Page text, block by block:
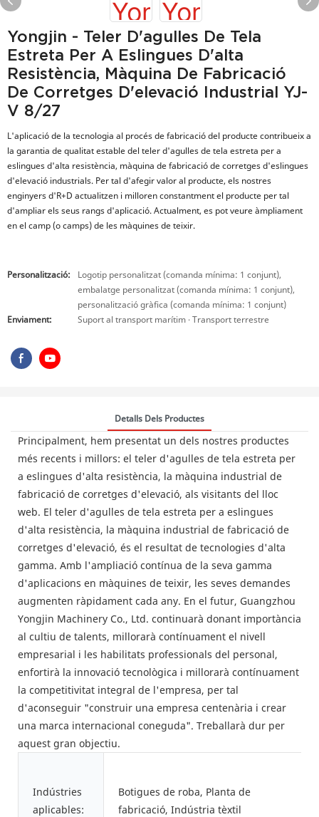
Yongjin - Teler D'agulles De Tela
Estreta Per A Eslingues D'alta
Resistència, Màquina De Fabricació
De Corretges D'elevació Industrial YJ-
V 8/27
L'aplicació de la tecnologia al procés de fabricació del producte contribueix a
la garantia de qualitat estable del teler d'agulles de tela estreta per a
eslingues d'alta resistència, màquina de fabricació de corretges d'eslingues
d'elevació industrials. Per tal d'afegir valor al producte, els nostres
enginyers d'R+D actualitzen i milloren constantment el producte per tal
d'ampliar els seus rangs d'aplicació. Actualment, es pot veure àmpliament
en el camp (o camps) de les màquines de teixir.
Personalització:
Logotip personalitzat (comanda mínima: 1 conjunt),
embalatge personalitzat (comanda mínima: 1 conjunt),
personalització gràfica (comanda mínima: 1 conjunt)
Enviament:
Suport al transport marítim · Transport terrestre
Detalls Dels Productes
Principalment, hem presentat un dels nostres productes
més recents i millors: el teler d'agulles de tela estreta per
a eslingues d'alta resistència, la màquina industrial de
fabricació de corretges d'elevació, als visitants del lloc
web. El teler d'agulles de tela estreta per a eslingues
d'alta resistència, la màquina industrial de fabricació de
corretges d'elevació, és el resultat de tecnologies d'alta
gamma. Amb l'ampliació contínua de la seva gamma
d'aplicacions en màquines de teixir, les seves demandes
augmenten ràpidament cada any. En el futur, Guangzhou
Yongjin Machinery Co., Ltd. continuarà donant importància
al cultiu de talents, millorarà contínuament el nivell
empresarial i les habilitats professionals del personal,
enfortirà la innovació tecnològica i millorarà contínuament
la competitivitat integral de l'empresa, per tal
d'aconseguir "construir una empresa centenària i crear
una marca internacional coneguda". Treballarà dur per
aquest gran objectiu.
Indústries
aplicables:
Botigues de roba, Planta de
fabricació, Indústria tèxtil